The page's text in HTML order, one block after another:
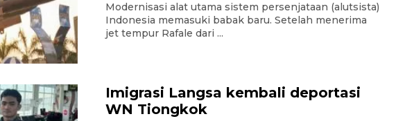
Modernisasi alat utama sistem persenjataan (alutsista)
Indonesia memasuki babak baru. Setelah menerima
jet tempur Rafale dari ...
Imigrasi Langsa kembali deportasi
WN Tiongkok